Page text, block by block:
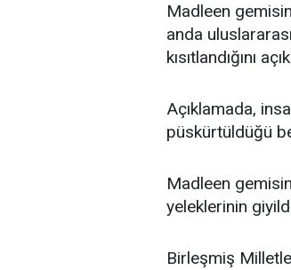
Madleen
anda
kısıtlandığını
Açıklamada,
püskürtüldüğü
Madleen
yeleklerinin
Birleşmiş